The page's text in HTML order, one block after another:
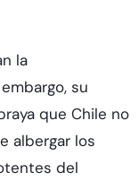
la
su
que Chile no
albergar los
del